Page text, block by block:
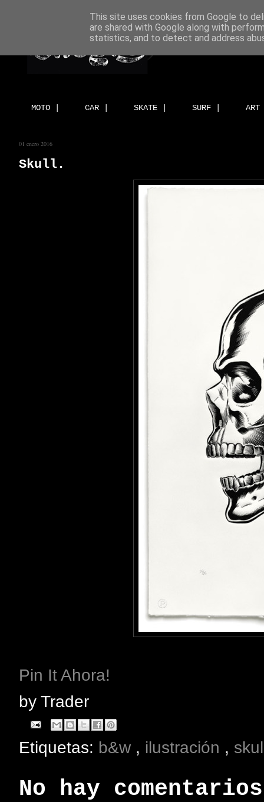
MOTO | CAR | SKATE | SURF |
01 enero 2016
Skull.
Pin It Ahora!
by Trader
Etiquetas: b&w , ilustración ,
No hay
This site uses cookies from Google to
are shared with Google along with
statistics, and to detect and address